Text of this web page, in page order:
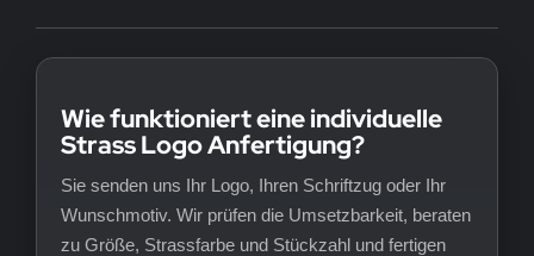
Wie funktioniert eine individuelle
Strass Logo Anfertigung?
Sie senden uns Ihr Logo, Ihren Schriftzug oder Ihr
Wunschmotiv. Wir prüfen die Umsetzbarkeit, beraten
zu Größe, Strassfarbe und Stückzahl und fertigen